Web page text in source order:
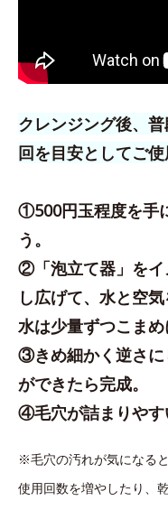
クレンジング後、
回を目安としてご使
①500円玉程度を手
う。
②「泡立て器」をイ
し広げて、水と空
水は少量ずつこまめ
③きめ細かく逆さに
ができたら完成。
④毛穴が詰まりやす
※毛穴の汚れが気になる
使用回数を増やしたり、